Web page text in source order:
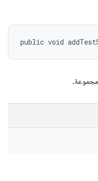
public void